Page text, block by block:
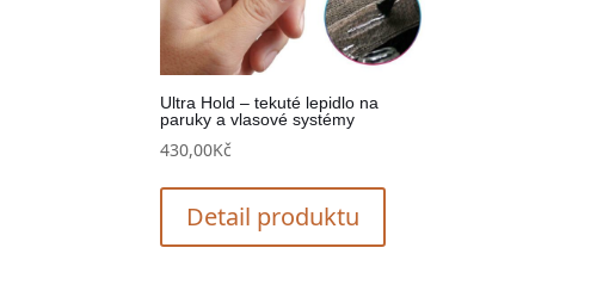
Ultra Hold – tekuté lepidlo na
paruky a vlasové systémy
430,00Kč
Detail produktu